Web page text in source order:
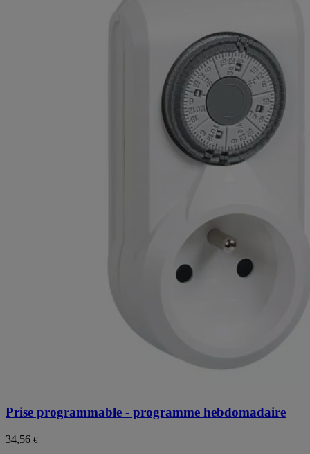
Prise programmable - programme hebdomadaire
34,56 €